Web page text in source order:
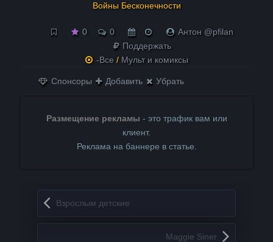
Войны Бесконечности
0 0
Антон @pfilan
Поддержать
-Все / Мульт и комиксы
Спонсоры Добавить Убрать
Размещение рекламы - это трафик вам или
клиент.
Реклама на баннере в статье.
Запись навигация
Взрoслым детские
Maggie Siner